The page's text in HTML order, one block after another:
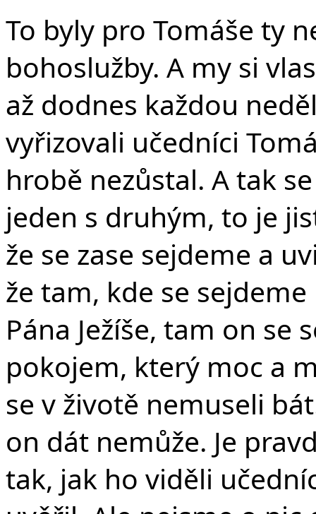
To byly pro Tomáše ty
bohoslužby. A my si
až dodnes každou
vyřizovali učedníci
hrobě nezůstal. A tak
jeden s druhým, to je
že se zase sejdeme a
že tam, kde se
Pána Ježíše, tam on se
pokojem, který moc a
se v životě nemuseli
on dát nemůže. Je
tak, jak ho viděli